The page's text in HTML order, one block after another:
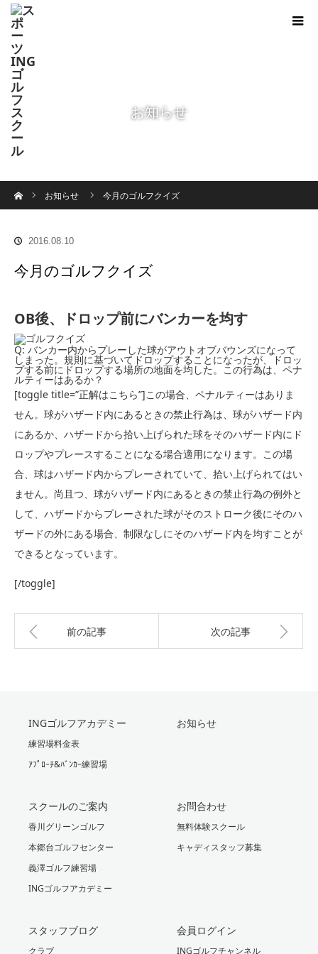
お知らせ
お知らせ 今月のゴルフクイズ
2016.08.10
今月のゴルフクイズ
OB後、ドロップ前にバンカーを均す
Q: バンカー内からプレーした球がアウトオブバウンズになって
しまった。規則に基づいてドロップすることになったが、ドロッ
プする前にドロップする場所の地面を均した。この行為は、 ペナ
ルティーはあるか？
[toggle title=”正解はこちら”]この場合、ペナルティーはありま
せん。 球がハザード内にあるときの禁止行為は、 球がハザード内
にあるか、 ハザードから拾い上げられた球をそのハザード内にド
ロップやプレースすることになる場合適用になります。この場
合、 球はハザード内からプレーされていて、 拾い上げられてはい
ません。尚且つ、 球がハザード内にあるときの禁止行為の例外と
して、 ハザードからプレーされた球がそのストローク後にそのハ
ザードの外にある場合、 制限なしにそのハザード内を均すことが
できるとなっています。
[/toggle]
前の記事 次の記事
INGゴルフアカデミー
練習場料金表
ｱﾌﾟﾛｰﾁ&ﾊﾞﾝｶｰ練習場
お知らせ
スクールのご案内
香川グリーンゴルフ
本郷台ゴルフセンター
義澤ゴルフ練習場
INGゴルフアカデミー
お問合わせ
無料体験スクール
キャディスタッフ募集
スタッフブログ
クラブ
会員ログイン
INGゴルフチャンネル